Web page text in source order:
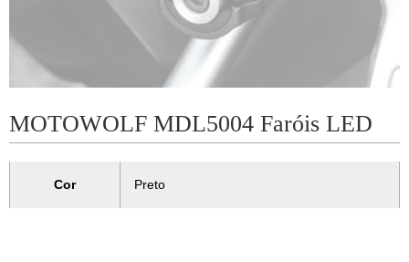
MOTOWOLF MDL5004 Faróis LED
Cor Preto